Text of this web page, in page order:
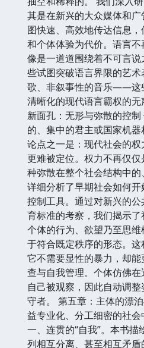
其是在新兴的大众媒体和
图快速、高效地传达信息
和个体体验为代价。语言
像是一道道围绕着不可言
些试图突破语言界限的艺
歌、非叙事性的音乐——这
清晰化的现代语言霸权的
新面孔：无形与弥散的控
的、集中的君主或国家机
论点之一是：现代社会的权
更难被定位。权力不再仅
种弥散在整个社会结构中
详细分析了早期社会如何开
控制工具。通过对新兴的
育标准的考察，我们揭示
个体的行为、欲望乃至思
于符合既定秩序的形态。这
它不需要显性的暴力，却
查与自我管理。个体仿佛
自己被观察，因此自动调
守者。 第五章：主体的漂
益专业化、分工细密的社
一、连贯的“自我”。本书
列相互分离、甚至相互矛